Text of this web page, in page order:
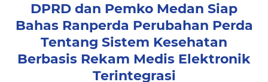
DPRD dan Pemko Medan Siap
Bahas Ranperda Perubahan Perda
Tentang Sistem Kesehatan
Berbasis Rekam Medis Elektronik
Terintegrasi